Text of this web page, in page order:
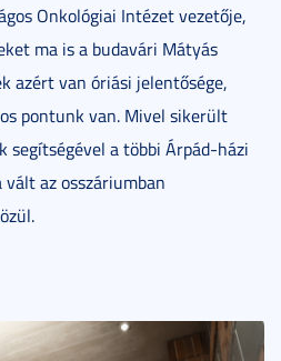
Onkológiai Intézet vezetője,
ma is a budavári Mátyás
azért van óriási jelentősége,
pontunk van. Mivel sikerült
segítségével a többi Árpád-házi
az osszáriumban